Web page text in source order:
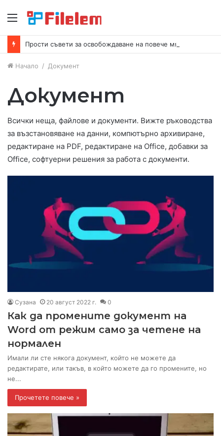
Меню
Начало / Документ
Документ
Всички неща, файлове и документи. Вижте ръководства
за възстановяване на данни, компютърно архивиране,
редактиране на PDF, редактиране на Office, добавки за
Office, софтуерни решения за работа с документи.
Сузана 20 август 2022 г. 0
Как да промените документ на
Word от режим само за четене на
нормален
Имали ли сте някога документ, който не можете да
редактирате, или такъв, в който можете да го промените, но
не...
Прочетете повече »